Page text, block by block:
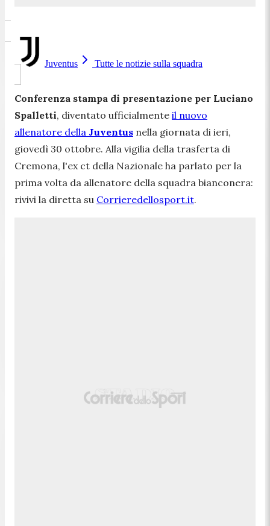
Juventus Tutte le notizie sulla squadra
Conferenza stampa di presentazione per Luciano
Spalletti, diventato ufficialmente il nuovo
allenatore della Juventus nella giornata di ieri,
giovedì 30 ottobre. Alla vigilia della trasferta di
Cremona, l'ex ct della Nazionale ha parlato per la
prima volta da allenatore della squadra bianconera:
rivivi la diretta su Corrieredellosport.it.